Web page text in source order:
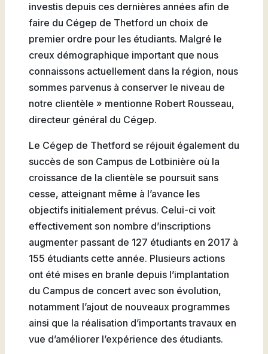
investis depuis ces dernières années afin de
faire du Cégep de Thetford un choix de
premier ordre pour les étudiants. Malgré le
creux démographique important que nous
connaissons actuellement dans la région, nous
sommes parvenus à conserver le niveau de
notre clientèle » mentionne Robert Rousseau,
directeur général du Cégep.
Le Cégep de Thetford se réjouit également du
succès de son Campus de Lotbinière où la
croissance de la clientèle se poursuit sans
cesse, atteignant même à l’avance les
objectifs initialement prévus. Celui-ci voit
effectivement son nombre d’inscriptions
augmenter passant de 127 étudiants en 2017 à
155 étudiants cette année. Plusieurs actions
ont été mises en branle depuis l’implantation
du Campus de concert avec son évolution,
notamment l’ajout de nouveaux programmes
ainsi que la réalisation d’importants travaux en
vue d’améliorer l’expérience des étudiants.